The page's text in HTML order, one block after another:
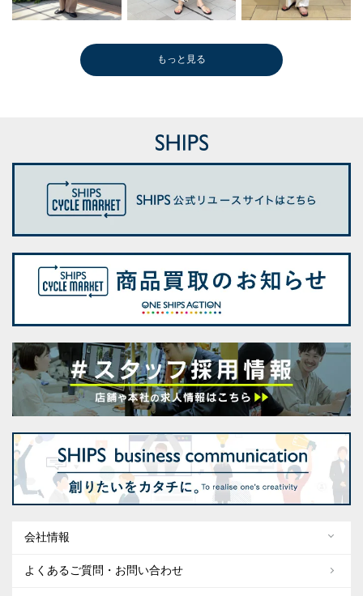
もっと見る
会社情報
よくあるご質問・お問い合わせ